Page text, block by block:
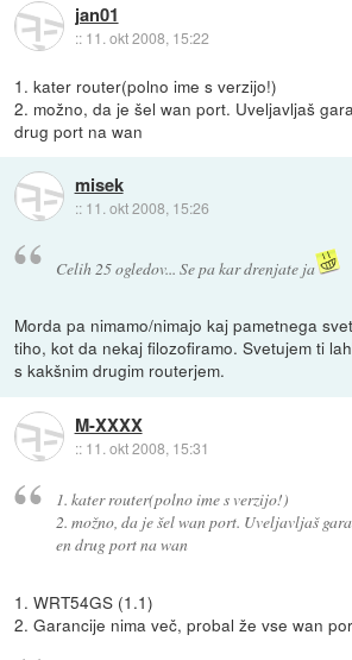
jan01
:: 11. okt 2008, 15:22
1. kater router(polno ime s verzijo!)
2. možno, da je šel wan port. Uveljavljaš
drug port na wan
misek
:: 11. okt 2008, 15:26
Celih 25 ogledov... Se pa kar drenjate ja
Morda pa nimamo/nimajo kaj pametnega
tiho, kot da nekaj filozofiramo. Svetujem ti
s kakšnim drugim routerjem.
M-XXXX
:: 11. okt 2008, 15:31
1. kater router(polno ime s verzijo!)
2. možno, da je šel wan port. Uveljavljaš
en drug port na wan
1. WRT54GS (1.1)
2. Garancije nima več, probal že vse wan